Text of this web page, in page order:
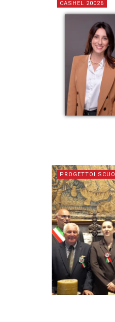
CASHEL 20026
PROGETTOI